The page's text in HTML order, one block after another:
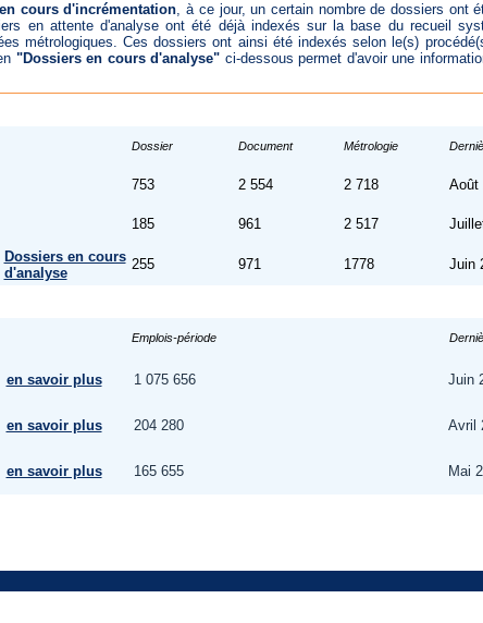
cours d'incrémentation, à ce jour, un certain nombre de dossiers ont
en attente d'analyse ont été déjà indexés sur la base du recueil
métrologiques. Ces dossiers ont ainsi été indexés selon le(s)
"Dossiers en cours d'analyse" ci-dessous permet d'avoir une
Dossier Document Métrologie
753 2 554 2 718 Août
185 961 2 517
Dossiers en cours
d'analyse
255 971 1778 Juin
Emplois-période
en savoir plus 1 075 656 Juin
en savoir plus 204 280 Avril
en savoir plus 165 655 Mai